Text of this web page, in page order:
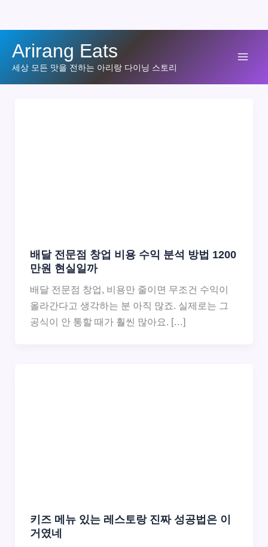
로
Arirang Eats
세상 모든 맛을 전하는 아리랑 다이닝 스토리
배달 전문점 창업 비용 수익 분석 방법 1200
만원 현실일까
배달 전문점 창업, 비용만 줄이면 무조건 수익이
올라간다고 생각하는 분 아직 많죠. 실제로는 그
공식이 안 통할 때가 훨씬 많아요. […]
키즈 메뉴 있는 레스토랑 진짜 성공법은 이
거였네